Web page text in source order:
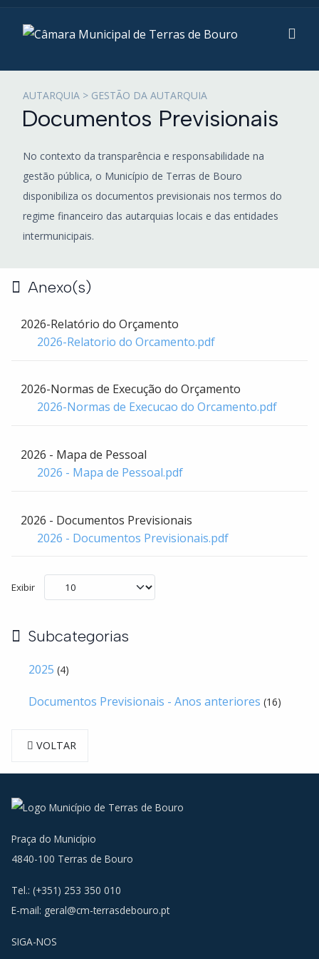
AUTARQUIA > GESTÃO DA AUTARQUIA
Documentos Previsionais
No contexto da transparência e responsabilidade na
gestão pública, o Município de Terras de Bouro
disponibiliza os documentos previsionais nos termos do
regime financeiro das autarquias locais e das entidades
intermunicipais.
Anexo(s)
2026-Relatório do Orçamento
2026-Relatorio do Orcamento.pdf
2026-Normas de Execução do Orçamento
2026-Normas de Execucao do Orcamento.pdf
2026 - Mapa de Pessoal
2026 - Mapa de Pessoal.pdf
2026 - Documentos Previsionais
2026 - Documentos Previsionais.pdf
Exibir
Subcategorias
2025 (4)
Documentos Previsionais - Anos anteriores (16)
VOLTAR
Praça do Município
4840-100 Terras de Bouro
Tel.: (+351) 253 350 010
E-mail: geral@cm-terrasdebouro.pt
SIGA-NOS